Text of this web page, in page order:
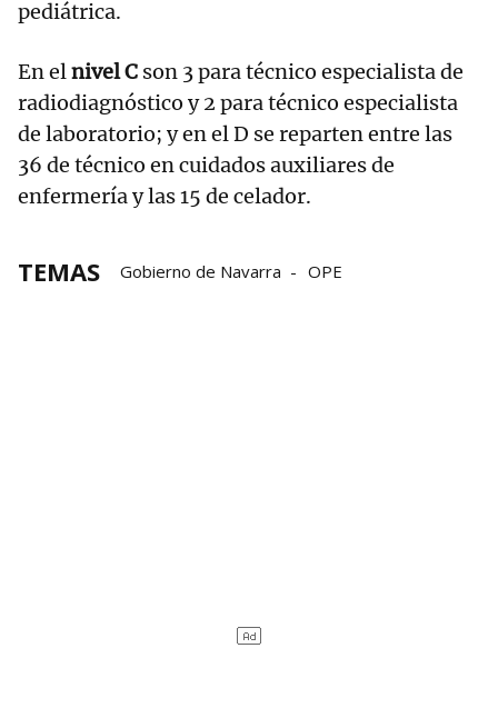
pediátrica.
En elnivel C son 3 para técnico especialista de
radiodiagnóstico y 2 para técnico especialista
de laboratorio; y en el D se reparten entre las
36 de técnico en cuidados auxiliares de
enfermería y las 15 de celador.
TEMAS Gobierno de Navarra OPE